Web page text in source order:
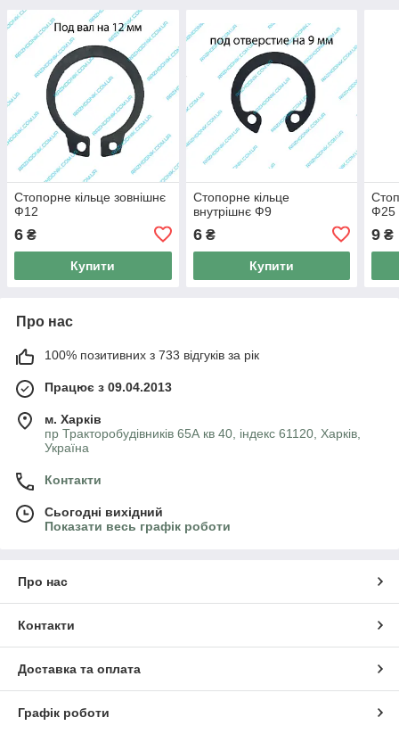
Стопорне кільце зовнішнє
Ф12
6 ₴
Купити
Стопорне кільце
внутрішнє Ф9
6₴
Купити
Ф25
9 ₴
Про нас
100% позитивних з 733 відгуків за рік
Працює з 09.04.2013
м. Харків
пр Тракторобудівників 65А кв 40, індекс 61120, Харків,
Україна
Контакти
Сьогодні вихідний
Показати весь графік роботи
Про нас
Контакти
Доставка та оплата
Графік роботи